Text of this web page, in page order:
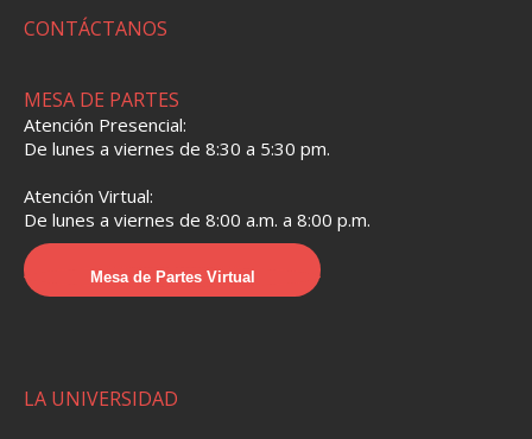
CONTÁCTANOS
MESA DE PARTES
Atención Presencial:
De lunes a viernes de 8:30 a 5:30 pm.
Atención Virtual:
De lunes a viernes de 8:00 a.m. a 8:00 p.m.
Mesa de Partes Virtual
LA UNIVERSIDAD